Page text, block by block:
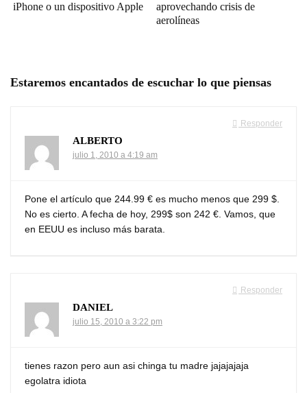
iPhone o un dispositivo Apple
aprovechando crisis de
aerolíneas
Estaremos encantados de escuchar lo que piensas
Responder
ALBERTO
julio 1, 2010 a 4:19 am
Pone el artículo que 244.99 € es mucho menos que 299 $.
No es cierto. A fecha de hoy, 299$ son 242 €. Vamos, que
en EEUU es incluso más barata.
Responder
DANIEL
julio 15, 2010 a 3:22 pm
tienes razon pero aun asi chinga tu madre jajajajaja
egolatra idiota